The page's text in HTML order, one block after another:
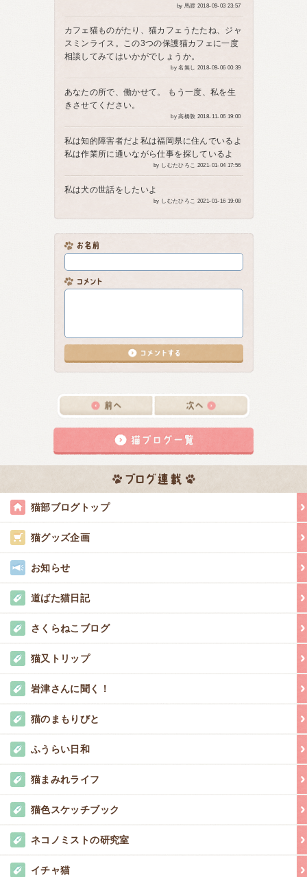
by 馬渡 2018-09-03 23:57
カフェ猫ものがたり、猫カフェうたたね、ジャ
スミンライス。この3つの保護猫カフェに一度
相談してみてはいかがでしょうか。
by 名無し 2018-09-06 00:39
あなたの所で、働かせて。 もう一度、私を生
きさせてください。
by 高橋敦 2018-11-06 19:00
私は知的障害者だよ私は福岡県に住んでいるよ
私は作業所に通いながら仕事を探しているよ
by しむたひろこ 2021-01-04 17:56
私は犬の世話をしたいよ
by しむたひろこ 2021-01-16 19:08
猫部ブログトップ
猫グッズ企画
お知らせ
道ばた猫日記
さくらねこブログ
猫又トリップ
岩津さんに聞く！
猫のまもりびと
ふうらい日和
猫まみれライフ
猫色スケッチブック
ネコノミストの研究室
イチャ猫